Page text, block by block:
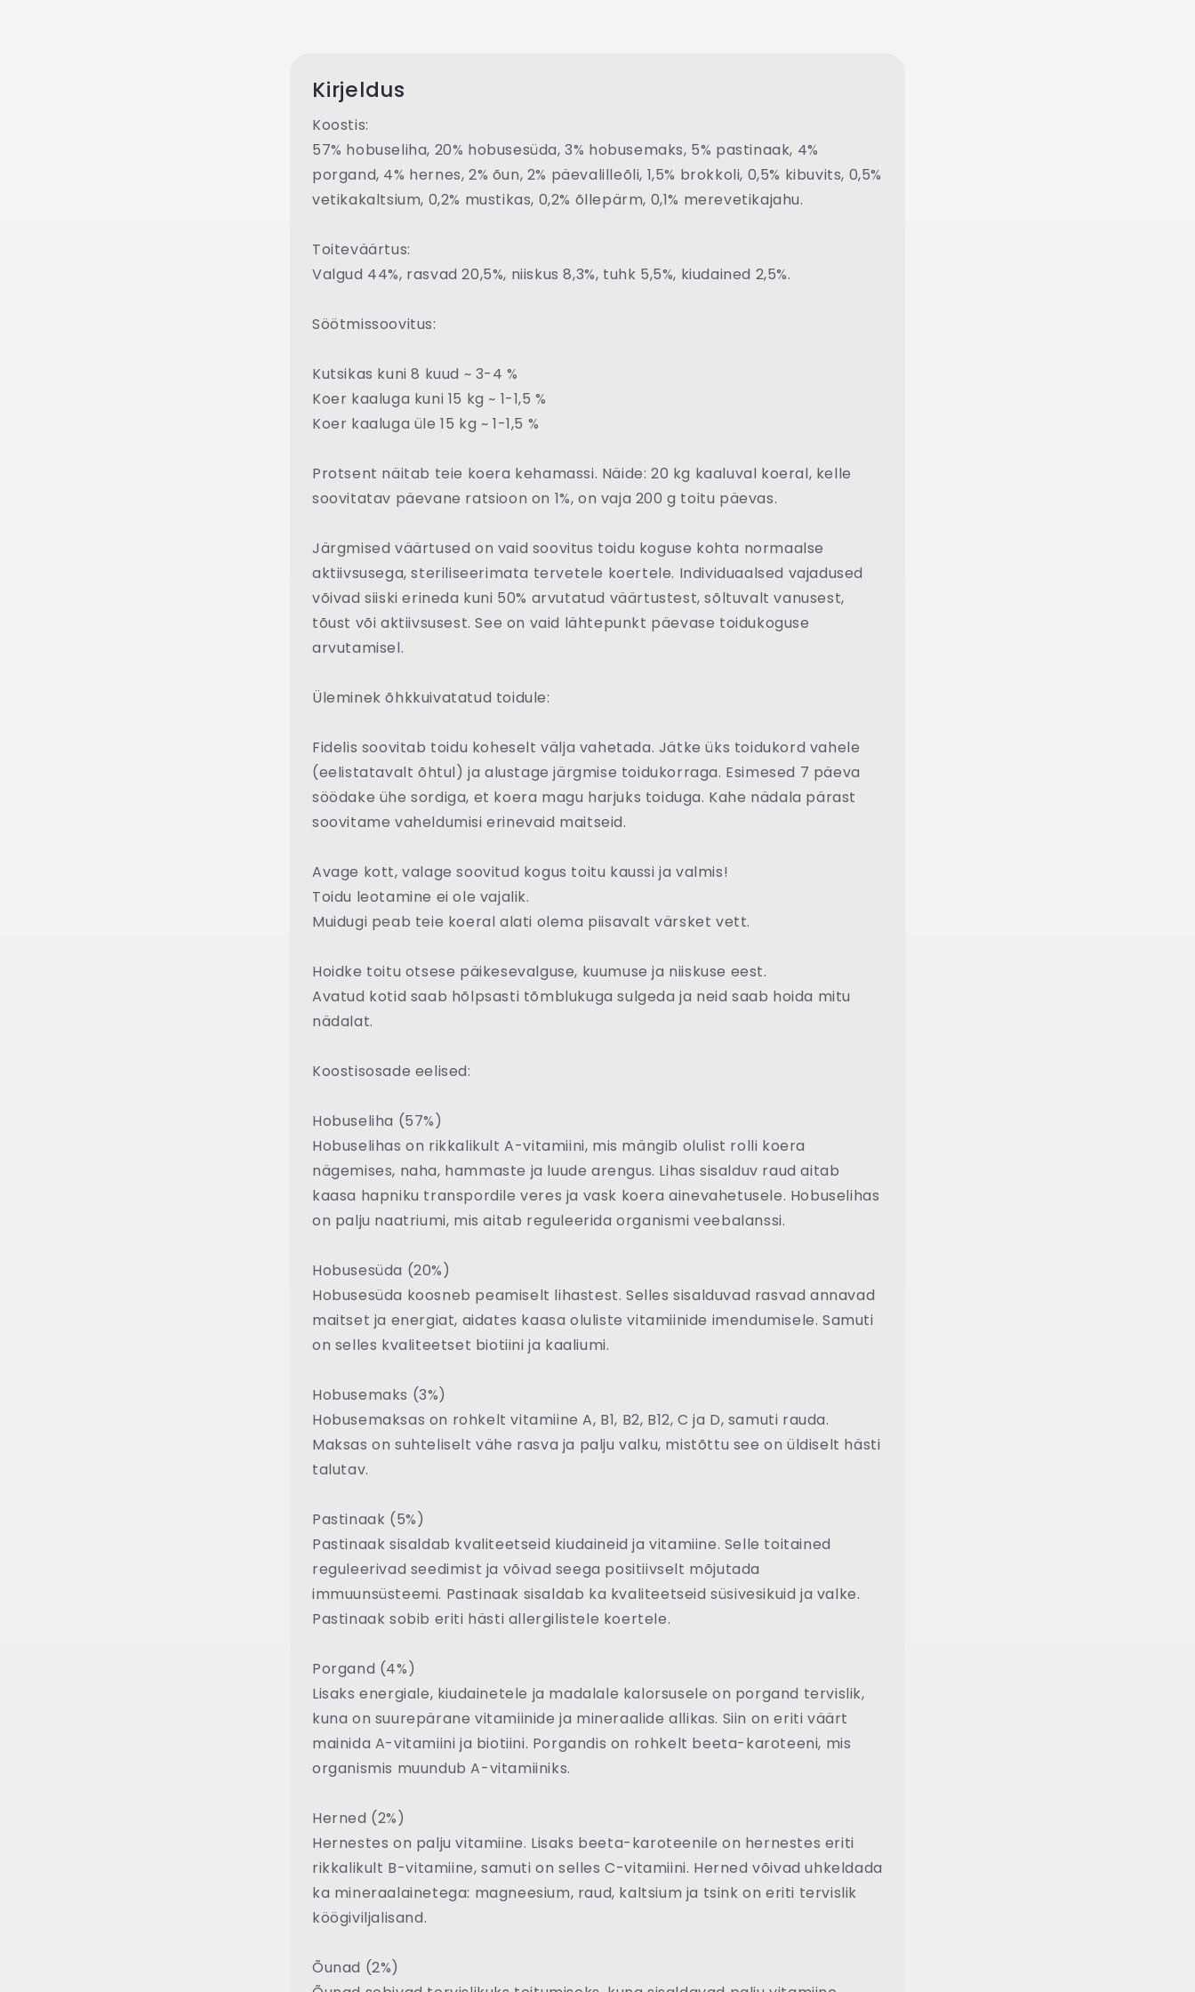
Kirjeldus
Koostis:
57% hobuseliha, 20% hobusesüda, 3% hobusemaks, 5% pastinaak, 4%
porgand, 4% hernes, 2% õun, 2% päevalilleõli, 1,5% brokkoli, 0,5% kibuvits, 0,5%
vetikakaltsium, 0,2% mustikas, 0,2% õllepärm, 0,1% merevetikajahu.
Toiteväärtus:
Valgud 44%, rasvad 20,5%, niiskus 8,3%, tuhk 5,5%, kiudained 2,5%.
Söötmissoovitus:
Kutsikas kuni 8 kuud ~ 3-4 %
Koer kaaluga kuni 15 kg ~ 1-1,5 %
Koer kaaluga üle 15 kg ~ 1-1,5 %
Protsent näitab teie koera kehamassi. Näide: 20 kg kaaluval koeral, kelle
soovitatav päevane ratsioon on 1%, on vaja 200 g toitu päevas.
Järgmised väärtused on vaid soovitus toidu koguse kohta normaalse
aktiivsusega, steriliseerimata tervetele koertele. Individuaalsed vajadused
võivad siiski erineda kuni 50% arvutatud väärtustest, sõltuvalt vanusest,
tõust või aktiivsusest. See on vaid lähtepunkt päevase toidukoguse
arvutamisel.
Üleminek õhkkuivatatud toidule:
Fidelis soovitab toidu koheselt välja vahetada. Jätke üks toidukord vahele
(eelistatavalt õhtul) ja alustage järgmise toidukorraga. Esimesed 7 päeva
söödake ühe sordiga, et koera magu harjuks toiduga. Kahe nädala pärast
soovitame vaheldumisi erinevaid maitseid.
Avage kott, valage soovitud kogus toitu kaussi ja valmis!
Toidu leotamine ei ole vajalik.
Muidugi peab teie koeral alati olema piisavalt värsket vett.
Hoidke toitu otsese päikesevalguse, kuumuse ja niiskuse eest.
Avatud kotid saab hõlpsasti tõmblukuga sulgeda ja neid saab hoida mitu
nädalat.
Koostisosade eelised:
Hobuseliha (57%)
Hobuselihas on rikkalikult A-vitamiini, mis mängib olulist rolli koera
nägemises, naha, hammaste ja luude arengus. Lihas sisalduv raud aitab
kaasa hapniku transpordile veres ja vask koera ainevahetusele. Hobuselihas
on palju naatriumi, mis aitab reguleerida organismi veebalanssi.
Hobusesüda (20%)
Hobusesüda koosneb peamiselt lihastest. Selles sisalduvad rasvad annavad
maitset ja energiat, aidates kaasa oluliste vitamiinide imendumisele. Samuti
on selles kvaliteetset biotiini ja kaaliumi.
Hobusemaks (3%)
Hobusemaksas on rohkelt vitamiine A, B1, B2, B12, C ja D, samuti rauda.
Maksas on suhteliselt vähe rasva ja palju valku, mistõttu see on üldiselt hästi
talutav.
Pastinaak (5%)
Pastinaak sisaldab kvaliteetseid kiudaineid ja vitamiine. Selle toitained
reguleerivad seedimist ja võivad seega positiivselt mõjutada
immuunsüsteemi. Pastinaak sisaldab ka kvaliteetseid süsivesikuid ja valke.
Pastinaak sobib eriti hästi allergilistele koertele.
Porgand (4%)
Lisaks energiale, kiudainetele ja madalale kalorsusele on porgand tervislik,
kuna on suurepärane vitamiinide ja mineraalide allikas. Siin on eriti väärt
mainida A-vitamiini ja biotiini. Porgandis on rohkelt beeta-karoteeni, mis
organismis muundub A-vitamiiniks.
Herned (2%)
Hernestes on palju vitamiine. Lisaks beeta-karoteenile on hernestes eriti
rikkalikult B-vitamiine, samuti on selles C-vitamiini. Herned võivad uhkeldada
ka mineraalainetega: magneesium, raud, kaltsium ja tsink on eriti tervislik
köögiviljalisand.
Õunad (2%)